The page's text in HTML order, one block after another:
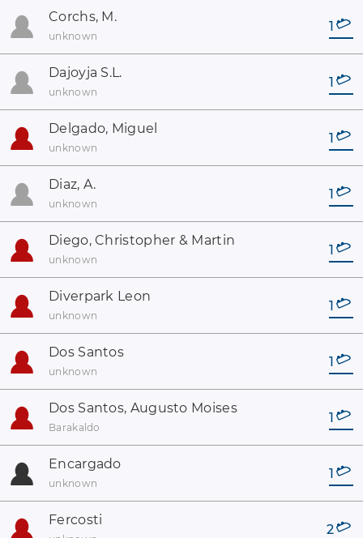
Corchs, M.
unknown
1
Dajoyja S.L.
unknown
1
Delgado, Miguel
unknown
1
Diaz, A.
unknown
1
Diego, Christopher & Martin
unknown
1
Diverpark Leon
unknown
1
Dos Santos
unknown
1
Dos Santos, Augusto Moises
Barakaldo
1
Encargado
unknown
1
Fercosti
2